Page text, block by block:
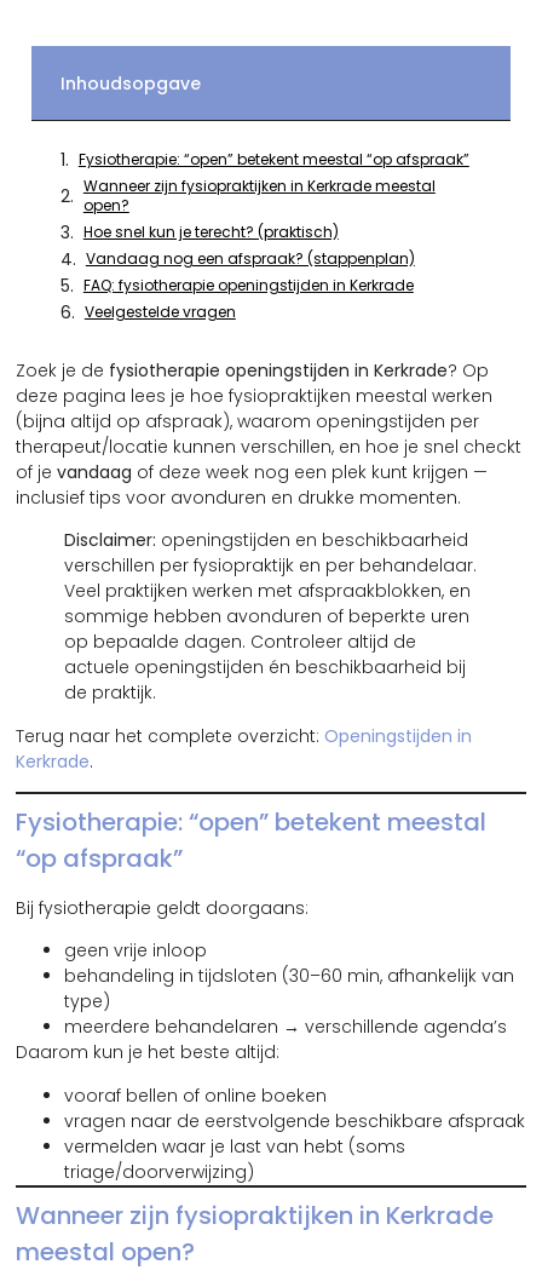
Zoek je de fysiotherapie openingstijden in Kerkrade? Op
deze pagina lees je hoe fysiopraktijken meestal werken
(bijna altijd op afspraak), waarom openingstijden per
therapeut/locatie kunnen verschillen, en hoe je snel checkt
of jevandaag of deze week nog een plek kunt krijgen —
inclusief tips voor avonduren en drukke momenten.
Disclaimer: openingstijden en beschikbaarheid
verschillen per fysiopraktijk en per behandelaar.
Veel praktijken werken met afspraakblokken, en
sommige hebben avonduren of beperkte uren
op bepaalde dagen. Controleer altijd de
actuele openingstijden én beschikbaarheid bij
de praktijk.
Terug naar het complete overzicht: Openingstijden in
Kerkrade.
Fysiotherapie: “open” betekent meestal
“op afspraak”
Bij fysiotherapie geldt doorgaans:
geen vrije inloop
behandeling in tijdsloten (30–60 min, afhankelijk van
type)
meerdere behandelaren → verschillende agenda’s
Daarom kun je het beste altijd:
vooraf bellen of online boeken
vragen naar de eerstvolgende beschikbare afspraak
vermelden waar je last van hebt (soms
triage/doorverwijzing)
Wanneer zijn fysiopraktijken in Kerkrade
meestal open?
Inhoudsopgave
Fysiotherapie: “open” betekent meestal “op afspraak”
Wanneer zijn fysiopraktijken in Kerkrade meestal
open?
Hoe snel kun je terecht? (praktisch)
Vandaag nog een afspraak? (stappenplan)
FAQ: fysiotherapie openingstijden in Kerkrade
Veelgestelde vragen